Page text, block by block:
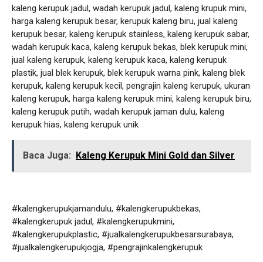
kaleng kerupuk jadul, wadah kerupuk jadul, kaleng krupuk mini,
harga kaleng kerupuk besar, kerupuk kaleng biru, jual kaleng
kerupuk besar, kaleng kerupuk stainless, kaleng kerupuk sabar,
wadah kerupuk kaca, kaleng kerupuk bekas, blek kerupuk mini,
jual kaleng kerupuk, kaleng kerupuk kaca, kaleng kerupuk
plastik, jual blek kerupuk, blek kerupuk warna pink, kaleng blek
kerupuk, kaleng kerupuk kecil, pengrajin kaleng kerupuk, ukuran
kaleng kerupuk, harga kaleng kerupuk mini, kaleng kerupuk biru,
kaleng kerupuk putih, wadah kerupuk jaman dulu, kaleng
kerupuk hias, kaleng kerupuk unik
Baca Juga: Kaleng Kerupuk Mini Gold dan Silver
#kalengkerupukjamandulu, #kalengkerupukbekas,
#kalengkerupuk jadul, #kalengkerupukmini,
#kalengkerupukplastic, #jualkalengkerupukbesarsurabaya,
#jualkalengkerupukjogja, #pengrajinkalengkerupuk